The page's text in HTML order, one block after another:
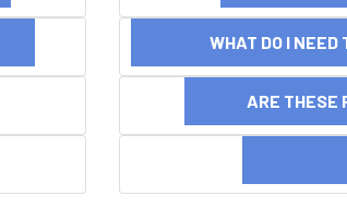
WHAT DO I NEED
ARE THESE